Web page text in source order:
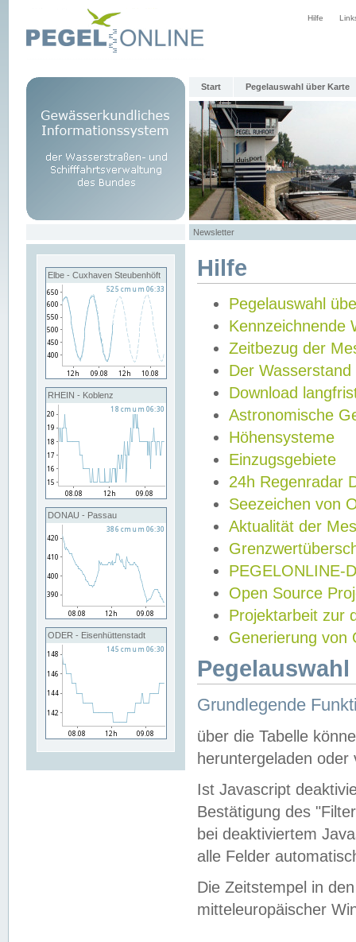
Hilfe
Start Pegelauswahl über Karte
Newsletter
Elbe - Cuxhaven Steubenhöft
RHEIN - Koblenz
DONAU - Passau
ODER - Eisenhüttenstadt
Hilfe
Pegelauswahl
Kennzeichnende
Zeitbezug der
Der Wasserstand
Download
Astronomische
Höhensysteme
Einzugsgebiete
24h Regenradar
Seezeichen von
Aktualität der
PEGELONLINE-
Open Source
Projektarbeit zur
Generierung von
Grundlegende
über die Tabelle
heruntergeladen oder
Ist Javascript
Bestätigung des
bei deaktiviertem
alle Felder
Die Zeitstempel in
mitteleuropäischer